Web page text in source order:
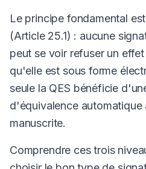
Le principe fondamental
(Article 25.1) : aucune
peut se voir refuser un
qu'elle est sous forme
seule la QES bénéficie
d'équivalence automatique
manuscrite.
Comprendre ces trois